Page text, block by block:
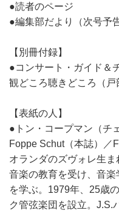
●読者のページ
●編集部だより（次号予
【別冊付録】
●コンサート・ガイド＆
観どころ聴きどころ（戸
【表紙の人】
●トン・コープマン（チ
Foppe Schut（本誌）／
オランダのズヴォレ生
音楽の教育を受け、音
を学ぶ。1979年、25歳
ク管弦楽団を設立。J.S.